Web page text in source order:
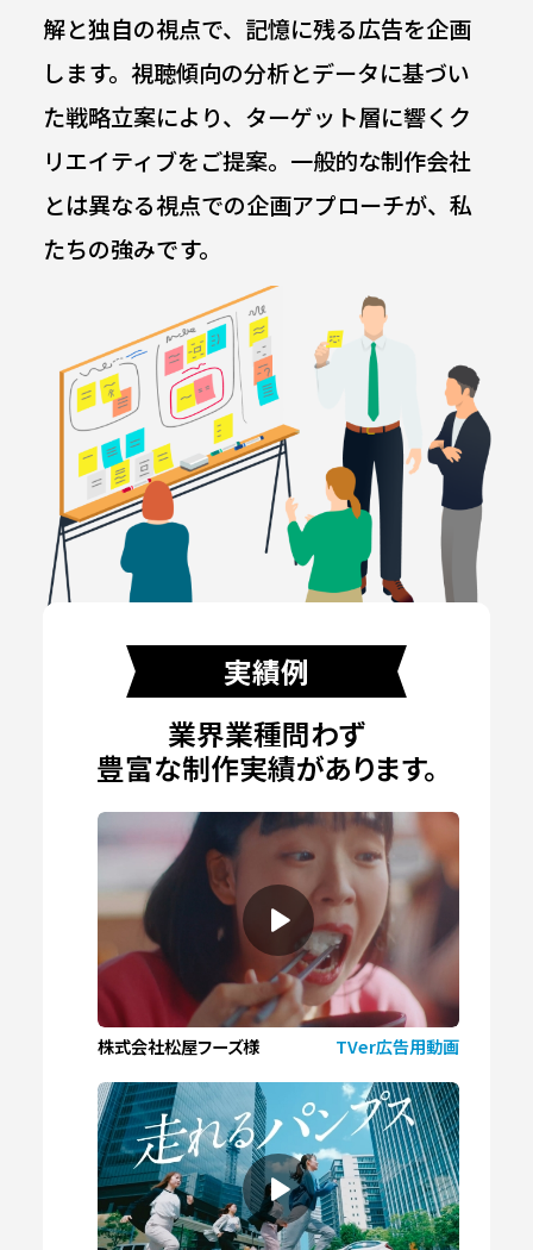
解と独自の視点で、記憶に残る広告を企画
します。視聴傾向の分析とデータに基づい
た戦略立案により、ターゲット層に響くク
リエイティブをご提案。一般的な制作会社
とは異なる視点での企画アプローチが、私
たちの強みです。
実績例
業界業種問わず
豊富な制作実績があります。
株式会社松屋フーズ様 TVer広告用動画